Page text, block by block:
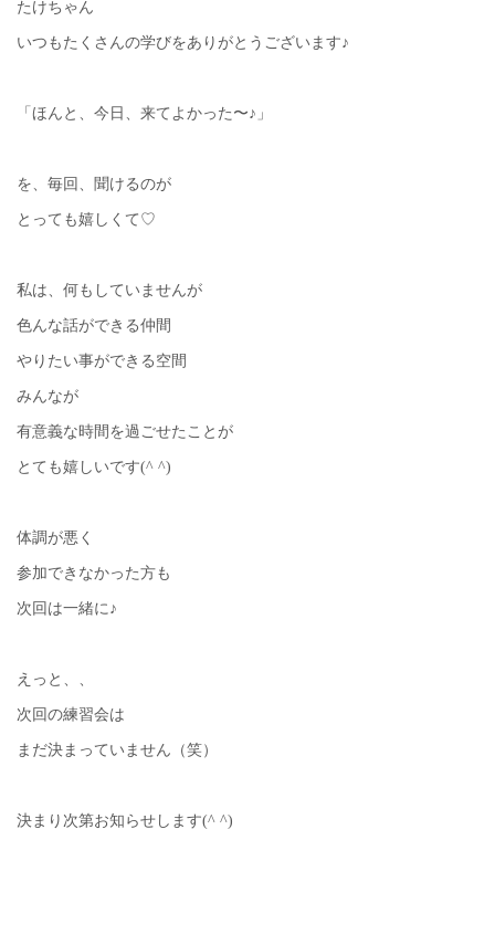
たけちゃん
いつもたくさんの学びをありがとうございます♪
「ほんと、今日、来てよかった〜♪」
を、毎回、聞けるのが
とっても嬉しくて♡
私は、何もしていませんが
色んな話ができる仲間
やりたい事ができる空間
みんなが
有意義な時間を過ごせたことが
とても嬉しいです(^ ^)
体調が悪く
参加できなかった方も
次回は一緒に♪
えっと、、
次回の練習会は
まだ決まっていません（笑）
決まり次第お知らせします(^ ^)